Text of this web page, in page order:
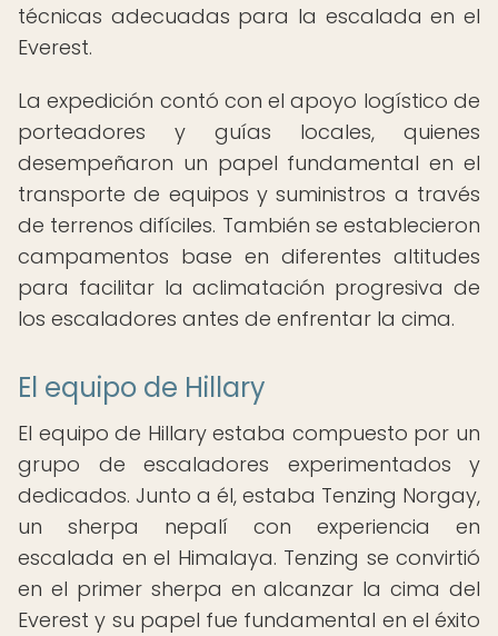
técnicas adecuadas para la escalada en el
Everest.
La expedición contó con el apoyo logístico de
porteadores y guías locales, quienes
desempeñaron un papel fundamental en el
transporte de equipos y suministros a través
de terrenos difíciles. También se establecieron
campamentos base en diferentes altitudes
para facilitar la aclimatación progresiva de
los escaladores antes de enfrentar la cima.
El equipo de Hillary
El equipo de Hillary estaba compuesto por un
grupo de escaladores experimentados y
dedicados. Junto a él, estaba Tenzing Norgay,
un sherpa nepalí con experiencia en
escalada en el Himalaya. Tenzing se convirtió
en el primer sherpa en alcanzar la cima del
Everest y su papel fue fundamental en el éxito